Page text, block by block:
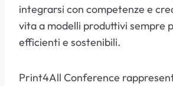
integrarsi con competenze e
vita a modelli produttivi sempre
efficienti e sostenibili.
Print4All Conference